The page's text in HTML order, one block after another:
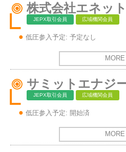
株式会社エネット
JEPX取引会員 広域機関会員
低圧参入予定: 予定なし
MORE
サミットエナジ
JEPX取引会員 広域機関会員
低圧参入予定: 開始済
MORE